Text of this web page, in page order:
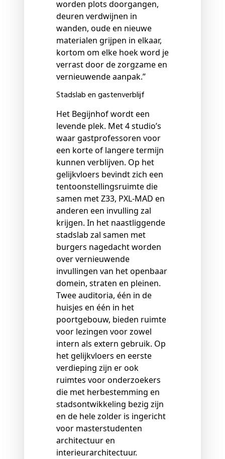
worden plots doorgangen,
deuren verdwijnen in
wanden, oude en nieuwe
materialen grijpen in elkaar,
kortom om elke hoek word je
verrast door de zorgzame en
vernieuwende aanpak.”
Stadslab en gastenverblijf
Het Begijnhof wordt een
levende plek. Met 4 studio’s
waar gastprofessoren voor
een korte of langere termijn
kunnen verblijven. Op het
gelijkvloers bevindt zich een
tentoonstellingsruimte die
samen met Z33, PXL-MAD en
anderen een invulling zal
krijgen. In het naastliggende
stadslab zal samen met
burgers nagedacht worden
over vernieuwende
invullingen van het openbaar
domein, straten en pleinen.
Twee auditoria, één in de
huisjes en één in het
poortgebouw, bieden ruimte
voor lezingen voor zowel
intern als extern gebruik. Op
het gelijkvloers en eerste
verdieping zijn er ook
ruimtes voor onderzoekers
die met herbestemming en
stadsontwikkeling bezig zijn
en de hele zolder is ingericht
voor masterstudenten
architectuur en
interieurarchitectuur.